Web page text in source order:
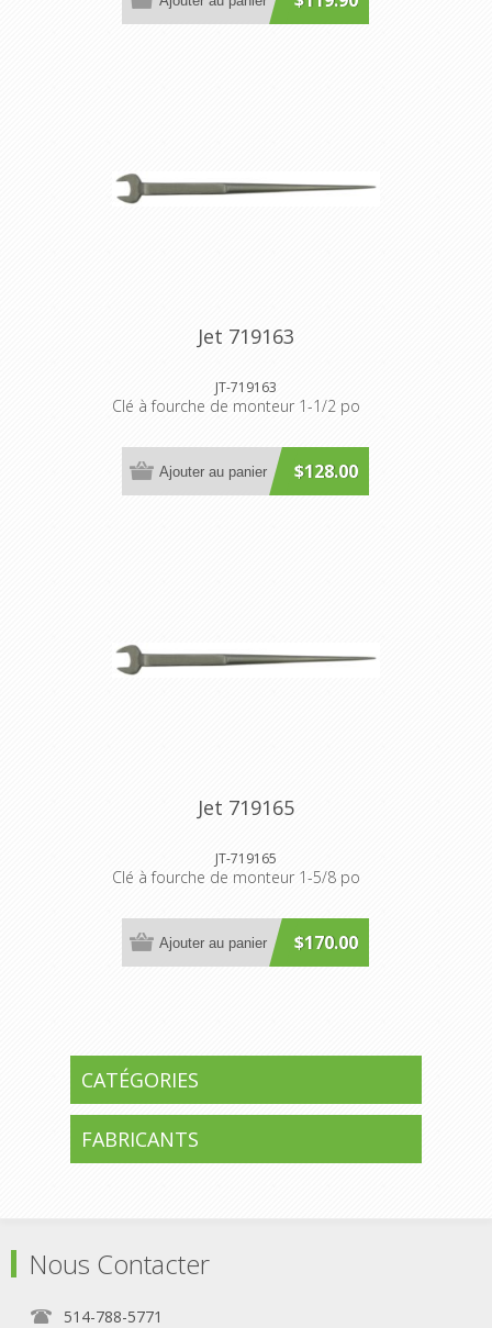
Jet 719163
JT-719163
Clé à fourche de monteur 1-1/2 po
$128.00
Ajouter au panier
Jet 719165
JT-719165
Clé à fourche de monteur 1-5/8 po
$170.00
Ajouter au panier
CATÉGORIES
FABRICANTS
Nous Contacter
514-788-5771